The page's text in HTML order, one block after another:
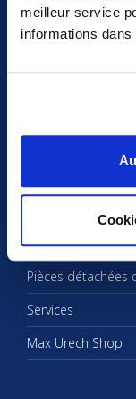
meilleur service
informations dans
Max Urech
Ache­ter un cha­riot
loca­tion de
Fleet Mana­ge­ment
Pièces déta­chées
Ser­vices
Max Urech Shop